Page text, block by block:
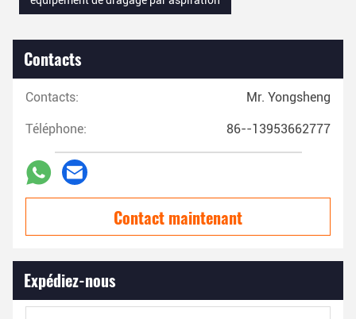
Contacts
Contacts: Mr. Yongsheng
Téléphone: 86--13953662777
Contact maintenant
Expédiez-nous